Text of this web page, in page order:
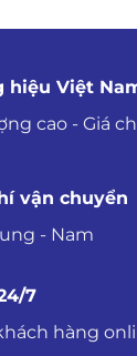
1,850,000
hiệu Việt
cao - Giá
vận chuyển
- Nam
7
hàng